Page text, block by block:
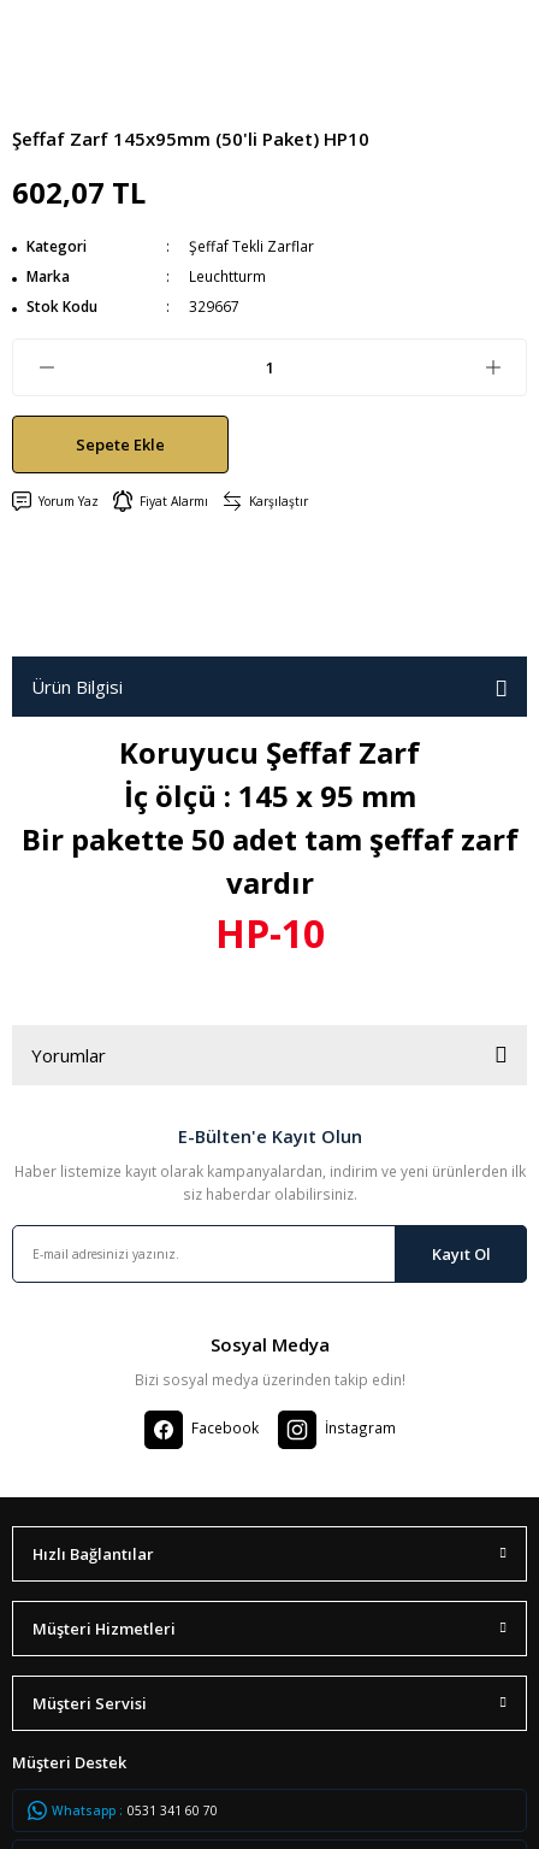
Şeffaf Zarf 145x95mm (50'li Paket) HP10
602,07 TL
Kategori
Şeffaf Tekli Zarflar
Marka
Leuchtturm
Stok Kodu
329667
Sepete Ekle
Yorum Yaz Fiyat Alarmı Karşılaştır
Ürün Bilgisi
Koruyucu Şeffaf Zarf
İç ölçü : 145 x 95 mm
Bir pakette 50 adet tam şeffaf zarf
vardır
HP-10
Yorumlar
Bu ürüne ilk yorumu siz yapın!
Yorum Yaz
E-Bülten'e Kayıt Olun
Haber listemize kayıt olarak kampanyalardan, indirim ve yeni ürünlerden ilk
siz haberdar olabilirsiniz.
Kayıt Ol
Sosyal Medya
Bizi sosyal medya üzerinden takip edin!
Facebook İnstagram
Hızlı Bağlantılar
Müşteri Hizmetleri
Müşteri Servisi
Müşteri Destek
Whatsapp : 0531 341 60 70